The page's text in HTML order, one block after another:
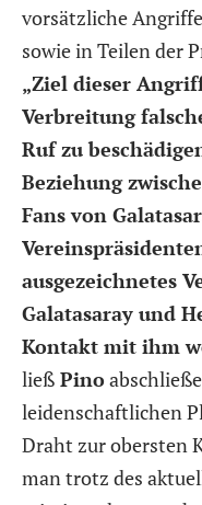
vorsätzliche
sowie in Teilen der
„Ziel dieser
Verbreitung
Ruf zu
Beziehung
Fans von
ausgezeichnetes
Galatasaray und
Kontakt mit ihm
ließ Pino
leidenschaftlichen
Draht zur obersten
man trotz des